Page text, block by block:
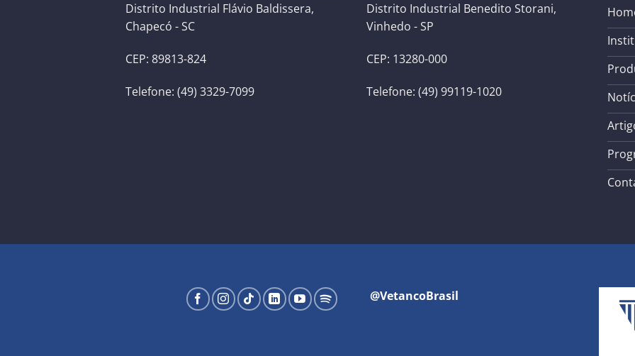
Distrito Industrial Flávio Baldissera,
Chapecó - SC
CEP: 89813-824
Telefone: (49) 3329-7099
Distrito Industrial Benedito Storani,
Vinhedo - SP
CEP: 13280-000
Telefone: (49) 99119-1020
@VetancoBrasil